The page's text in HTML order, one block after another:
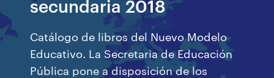
secundaria 2018
Catálogo de libros del Nuevo Modelo
Educativo. La Secretaria de Educación
Pública pone a disposición de los